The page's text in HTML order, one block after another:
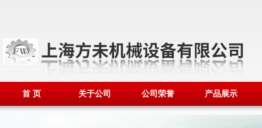
首 页 关于公司 公司荣誉 产品展示